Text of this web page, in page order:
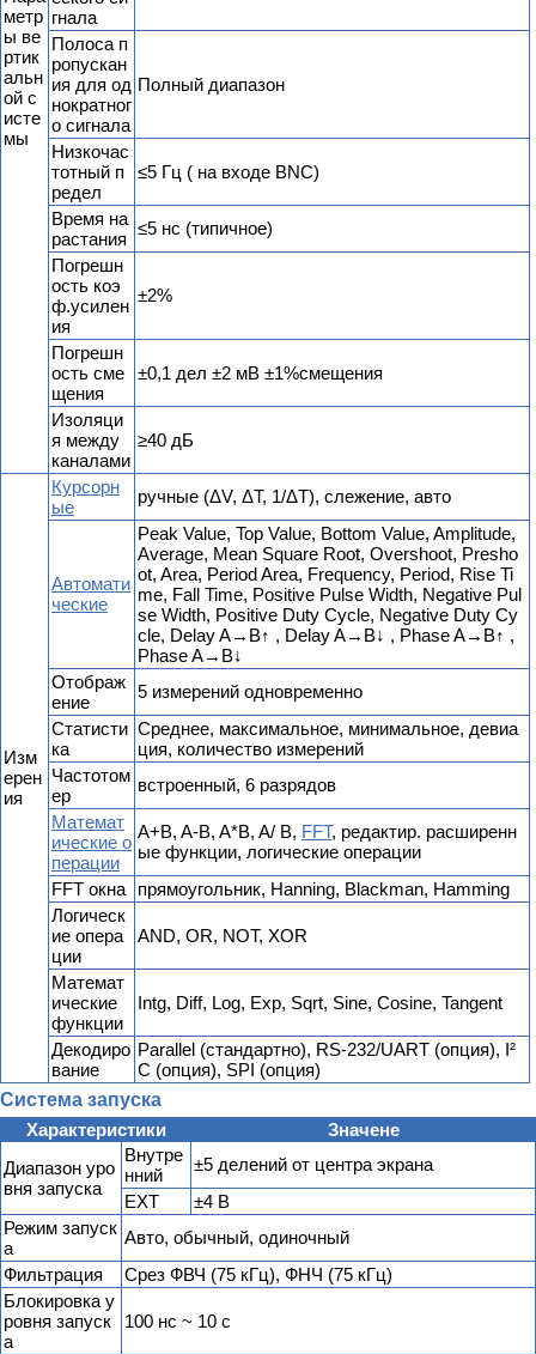
метр
ы ве
ртик
альн
ой с
исте
мы
гнала
Полоса п
ропускан
ия для од
нократног
о сигнала
Полный диапазон
Низкочас
тотный п
редел
≤5 Гц ( на входе BNC)
Время на
растания
≤5 нс (типичное)
Погрешн
ость коэ
ф.усилен
ия
±2%
Погрешн
ость сме
щения
±0,1 дел ±2 мВ ±1%смещения
Изоляци
я между
каналами
≥40 дБ
Изм
ерен
ия
Курсорн
ые
ручные (ΔV, ΔT, 1/ΔT), слежение, авто
Автомати
ческие
Peak Value, Top Value, Bottom Value, Amplitude,
Average, Mean Square Root, Overshoot, Presho
ot, Area, Period Area, Frequency, Period, Rise Ti
me, Fall Time, Positive Pulse Width, Negative Pul
se Width, Positive Duty Cycle, Negative Duty Cy
cle, Delay A→B↑ , Delay A→B↓ , Phase A→B↑ ,
Phase A→B↓
Отображ
ение
5 измерений одновременно
Статисти
ка
Среднее, максимальное, минимальное, девиа
ция, количество измерений
Частотом
ер
встроенный, 6 разрядов
Математ
ические о
перации
A+B, A-B, A*B, A/ B, FFT, редактир. расширенн
ые функции, логические операции
FFT окна
прямоугольник, Hanning, Blackman, Hamming
Логическ
ие опера
ции
AND, OR, NOT, XOR
Математ
ические
функции
Intg, Diff, Log, Exp, Sqrt, Sine, Cosine, Tangent
Декодиро
вание
Parallel (стандартно), RS-232/UART (опция), I²
C (опция), SPI (опция)
Система запуска
Характеристики
Значене
Диапазон уро
вня запуска
Внутре
нний
±5 делений от центра экрана
EXT
±4 В
Режим запуск
а
Авто, обычный, одиночный
Фильтрация
Срез ФВЧ (75 кГц), ФНЧ (75 кГц)
Блокировка у
ровня запуск
а
100 нс ~ 10 с